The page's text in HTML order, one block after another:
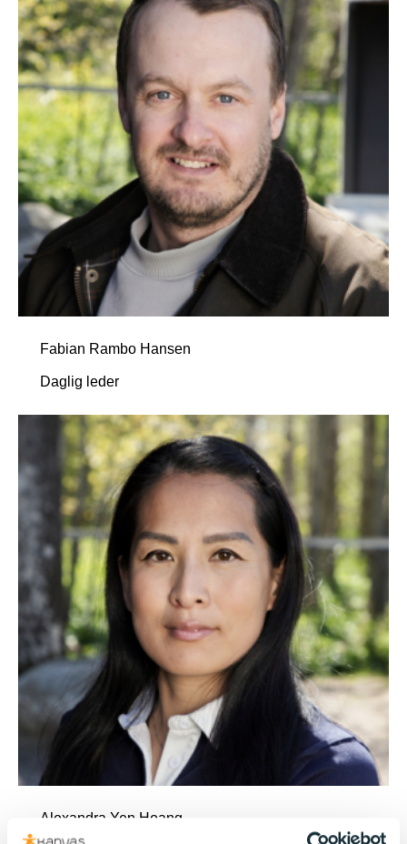
Fabian Rambo Hansen
Daglig leder
Alexandra Yen Hoang